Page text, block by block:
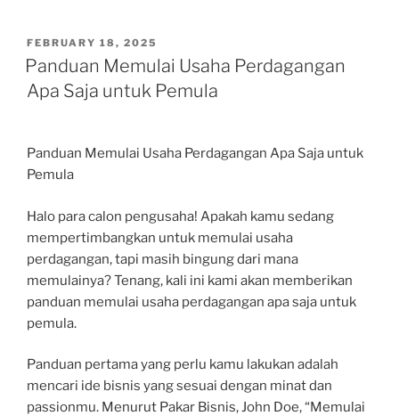
POSTED
ON
FEBRUARY 18, 2025
Panduan Memulai Usaha Perdagangan
Apa Saja untuk Pemula
Panduan Memulai Usaha Perdagangan Apa Saja untuk
Pemula
Halo para calon pengusaha! Apakah kamu sedang
mempertimbangkan untuk memulai usaha
perdagangan, tapi masih bingung dari mana
memulainya? Tenang, kali ini kami akan memberikan
panduan memulai usaha perdagangan apa saja untuk
pemula.
Panduan pertama yang perlu kamu lakukan adalah
mencari ide bisnis yang sesuai dengan minat dan
passionmu. Menurut Pakar Bisnis, John Doe, “Memulai